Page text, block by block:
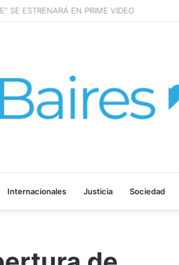
SE ESTRENARÁ EN PRIME VIDEO
Internacionales Justicia Sociedad